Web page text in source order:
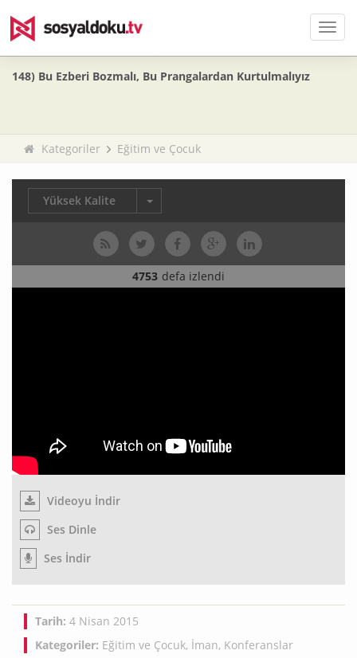
Menü
148) Bu Ezberi Bozmalı, Bu Prangalardan Kurtulmalıyız
Kategoriler Eğitim ve Çocuk
Yüksek Kalite
4753 defa izlendi
Videoyu İndir
Ses Dinle
Ses İndir
Tarih: 4 Nisan 2015
Kategoriler: Eğitim ve Çocuk, İman, Konferanslar